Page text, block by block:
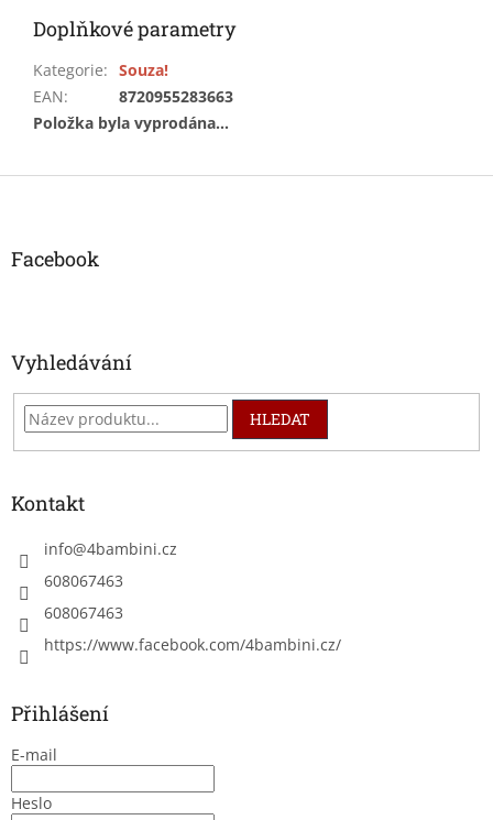
Doplňkové parametry
Kategorie: Souza!
EAN:
8720955283663
Položka byla vyprodána…
Z
Facebook
Vyhledávání
HLEDAT
Kontakt
info@4bambini.cz
608067463
608067463
https://www.facebook.com/4bambini.cz/
Přihlášení
E-mail
Heslo